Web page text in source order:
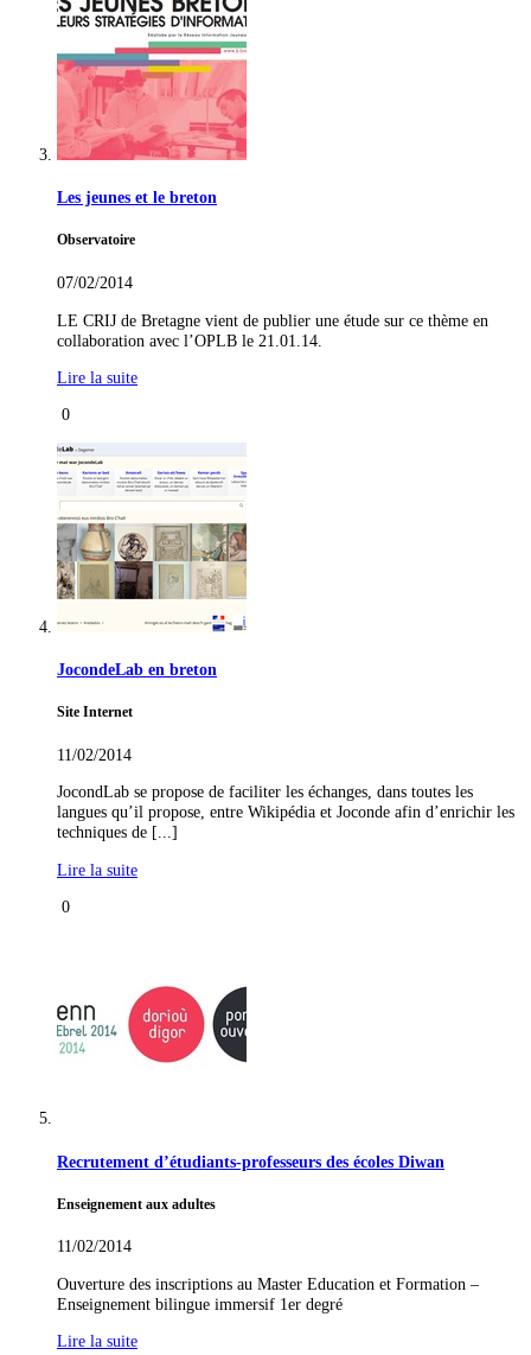
Les jeunes et le breton
Observatoire
07/02/2014
LE CRIJ de Bretagne vient de publier une étude sur ce thème en
collaboration avec l’OPLB le 21.01.14.
Lire la suite
0
JocondeLab en breton
Site Internet
11/02/2014
JocondLab se propose de faciliter les échanges, dans toutes les
langues qu’il propose, entre Wikipédia et Joconde afin d’enrichir les
techniques de [...]
Lire la suite
0
Recrutement d’étudiants-professeurs des écoles Diwan
Enseignement aux adultes
11/02/2014
Ouverture des inscriptions au Master Education et Formation –
Enseignement bilingue immersif 1er degré
Lire la suite